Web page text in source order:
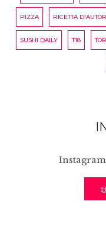
PIZZA RICETTA
SUSHI DAILY T18